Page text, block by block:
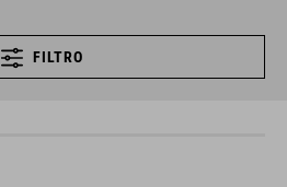
FILTRO